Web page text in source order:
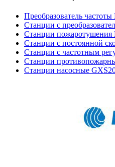
Преобразователь
Станции с
Станции пожаротушения
Станции с постоянной
Станции с частотным
Станции
Станции насосные